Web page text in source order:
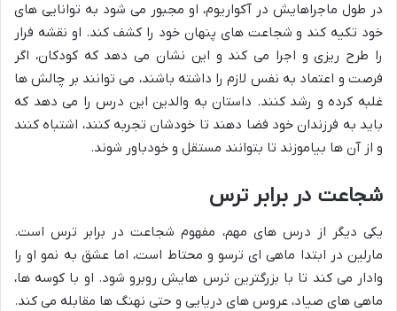
در طول ماجراهایش در آکواریوم، او مجبور می شود به توانایی های
خود تکیه کند و شجاعت های پنهان خود را کشف کند. او نقشه فرار
را طرح ریزی و اجرا می کند و این نشان می دهد که کودکان، اگر
فرصت و اعتماد به نفس لازم را داشته باشند، می توانند بر چالش ها
غلبه کرده و رشد کنند. داستان به والدین این درس را می دهد که
باید به فرزندان خود فضا دهند تا خودشان تجربه کنند، اشتباه کنند
و از آن ها بیاموزند تا بتوانند مستقل و خودباور شوند.
شجاعت در برابر ترس
یکی دیگر از درس های مهم، مفهوم شجاعت در برابر ترساست.
مارلین در ابتدا ماهی ای ترسو و محتاط است، اما عشق به نمو او را
وادار می کند تا با بزرگترین ترس هایش روبرو شود. او با کوسه ها،
ماهی های صیاد، عروس های دریایی و حتی نهنگ ها مقابله می کند.